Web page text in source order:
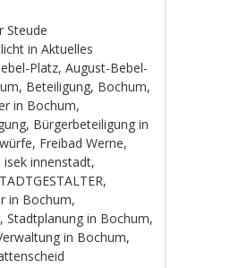
Steude
inAktuelles
Platz,August-Bebel-
, Beteiligung, Bochum,
in Bochum,
, Bürgerbeteiligung in
, Freibad Werne,
isek innenstadt,
,
in Bochum,
,Stadtplanung in Bochum,
in Bochum,